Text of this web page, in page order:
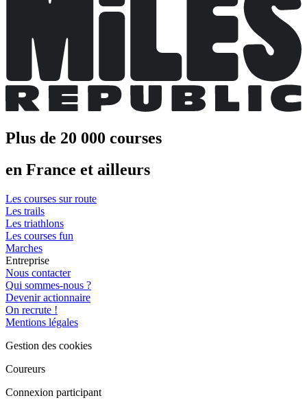
Plus de 20 000 courses
en France et ailleurs
Les courses sur route
Les trails
Les triathlons
Les courses fun
Marches
Entreprise
Nous contacter
Qui sommes-nous ?
Devenir actionnaire
On recrute !
Mentions légales
Gestion des cookies
Coureurs
Connexion participant